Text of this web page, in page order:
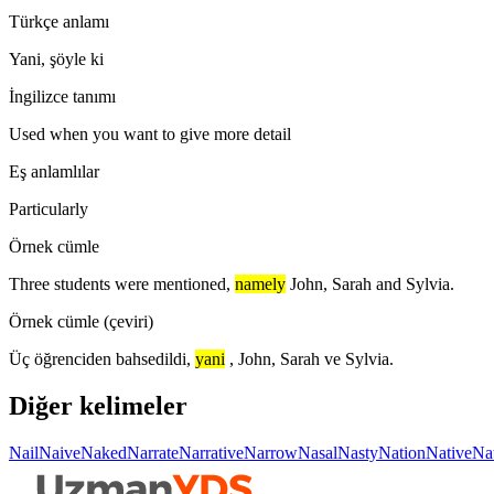
Türkçe anlamı
Yani, şöyle ki
İngilizce tanımı
Used when you want to give more detail
Eş anlamlılar
Particularly
Örnek cümle
Three students were mentioned, namely John, Sarah and Sylvia.
Örnek cümle (çeviri)
Üç öğrenciden bahsedildi, yani , John, Sarah ve Sylvia.
Diğer kelimeler
NailNaiveNakedNarrateNarrativeNarrowNasalNastyNationNative